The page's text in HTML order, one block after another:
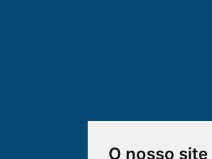
O nosso